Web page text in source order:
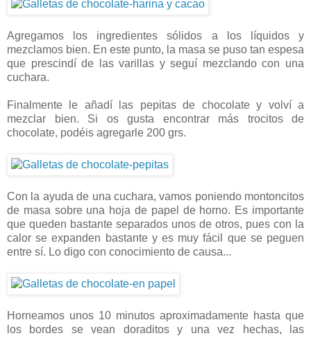
Agregamos los ingredientes sólidos a los líquidos y
mezclamos bien. En este punto, la masa se puso tan espesa
que prescindí de las varillas y seguí mezclando con una
cuchara.
Finalmente le añadí las pepitas de chocolate y volví a
mezclar bien. Si os gusta encontrar más trocitos de
chocolate, podéis agregarle 200 grs.
Con la ayuda de una cuchara, vamos poniendo montoncitos
de masa sobre una hoja de papel de horno. Es importante
que queden bastante separados unos de otros, pues con la
calor se expanden bastante y es muy fácil que se peguen
entre sí. Lo digo con conocimiento de causa...
Horneamos unos 10 minutos aproximadamente hasta que
los bordes se vean doraditos y una vez hechas, las